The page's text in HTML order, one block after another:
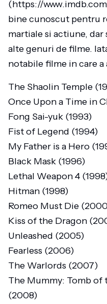
(https://
bine cunoscut pentru
martiale si actiune,
alte genuri de filme.
notabile filme in care a
The Shaolin Temple
Once Upon a Time in
Fong Sai-yuk (1993)
Fist of Legend (1994)
My Father is a Hero
Black Mask (1996)
Lethal Weapon 4
Hitman (1998)
Romeo Must Die
Kiss of the Dragon
Unleashed (2005)
Fearless (2006)
The Warlords (2007)
The Mummy: Tomb of
(2008)